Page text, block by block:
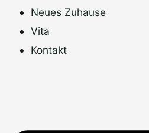
Neues Zuhause
Vita
Kontakt